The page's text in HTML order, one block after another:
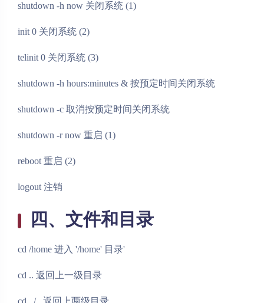
shutdown -h now 关闭系统 (1)
init 0 关闭系统 (2)
telinit 0 关闭系统 (3)
shutdown -h hours:minutes & 按预定时间关闭系统
shutdown -c 取消按预定时间关闭系统
shutdown -r now 重启 (1)
reboot 重启 (2)
logout 注销
四、文件和目录
cd /home 进入 '/home' 目录'
cd .. 返回上一级目录